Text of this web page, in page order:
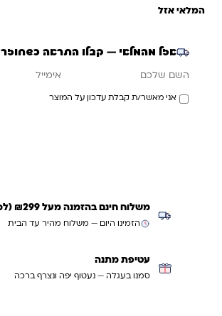
המלאי אזל
אזל מהמלאי — קבלו התראה כשחוזר
אני מאשר/ת קבלת עדכון על המוצר
משלוח חינם בהזמנה מעל ₪299 (למעט ריהוט)
הזמינו היום — משלוח מהיר עד הבית
עטיפת מתנה
סמנו בעגלה — נעטוף יפה ונצרף ברכה